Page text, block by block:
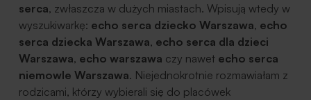
serca, zwłaszcza w dużych miastach. Wpisują wtedy w
wyszukiwarkę: echo serca dziecko Warszawa, echo
serca dziecka Warszawa, echo serca dla dzieci
Warszawa, echo warszawa czy nawet echo serca
niemowle Warszawa. Niejednokrotnie rozmawiałam z
rodzicami, którzy wybierali się do placówek